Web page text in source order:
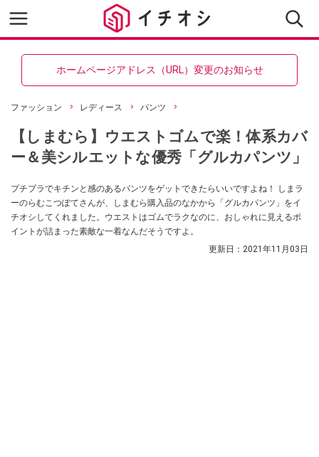
ホームページアドレス（URL）変更のお知らせ
ファッション レディース パンツ
【しまむら】ウエストゴムで楽！体系カバ
ー＆美シルエットな優秀「グルカパンツ」
プチプラでキチンと感のあるパンツをゲットできたらいいですよね！ しまラ
ーのらむこつぽてさんが、しまむら購入品のなかから「グルカパンツ」をイ
チオシしてくれました。ウエストはゴムでラクなのに、おしゃれに見えるポ
イントが詰まった素敵な一着なんだそうですよ。
更新日： 2021年11月03日